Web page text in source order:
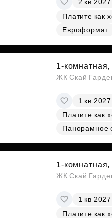
Субсидии
2 кв 2027
Платите как
Евроформат
1-комнатная,
ЖК Скай
1 кв 2027
Платите как
Панорамное
1-комнатная,
ЖК Скай
1 кв 2027
Платите как